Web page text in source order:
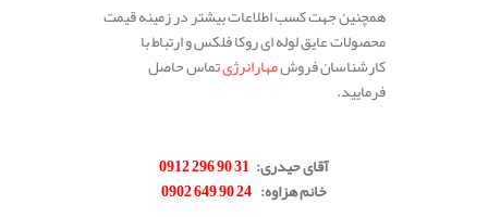
همچنین جهت کسب اطلاعات بیشتر در زمینه قیمت
محصولات عایق لوله ای روکا فلکس و ارتباط با
کارشناسان فروشمهارانرژیتماس حاصل
فرمایید.
آقای حیدری: 31 90 296 0912
خانم هزاوه: 24 90 649 0902